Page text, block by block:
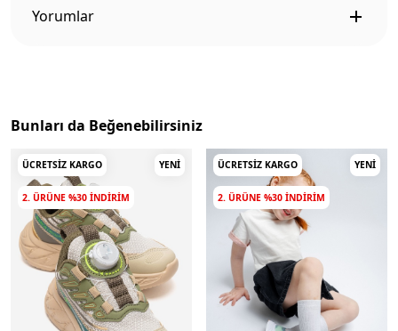
Yorumlar
Bunları da Beğenebilirsiniz
ÜCRETSIZ KARGO YENI
2. ÜRÜNE %30 INDIRIM
ÜCRETSIZ KARGO YENI
2. ÜRÜNE %30 INDIRIM